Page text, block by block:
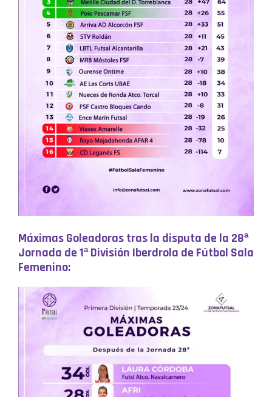
Máximas Goleadoras tras la disputa de la 28ª
Jornada de 1ª División Iberdrola de Fútbol Sala
Femenino: